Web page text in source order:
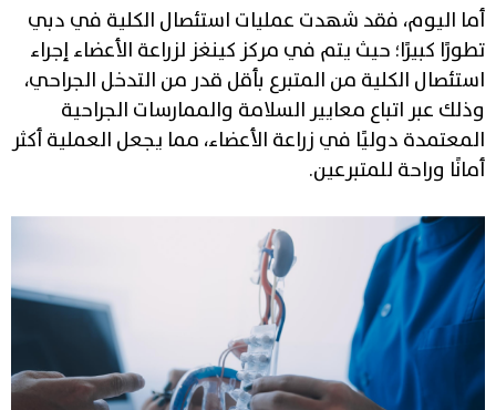
أما اليوم، فقد شهدت عمليات استئصال الكلية في دبي
تطورًا كبيرًا؛ حيث يتم في مركز كينغز لزراعة الأعضاء إجراء
استئصال الكلية من المتبرع بأقل قدر من التدخل الجراحي،
وذلك عبر اتباع معايير السلامة والممارسات الجراحية
المعتمدة دوليًا في زراعة الأعضاء، مما يجعل العملية أكثر
أمانًا وراحة للمتبرعين.